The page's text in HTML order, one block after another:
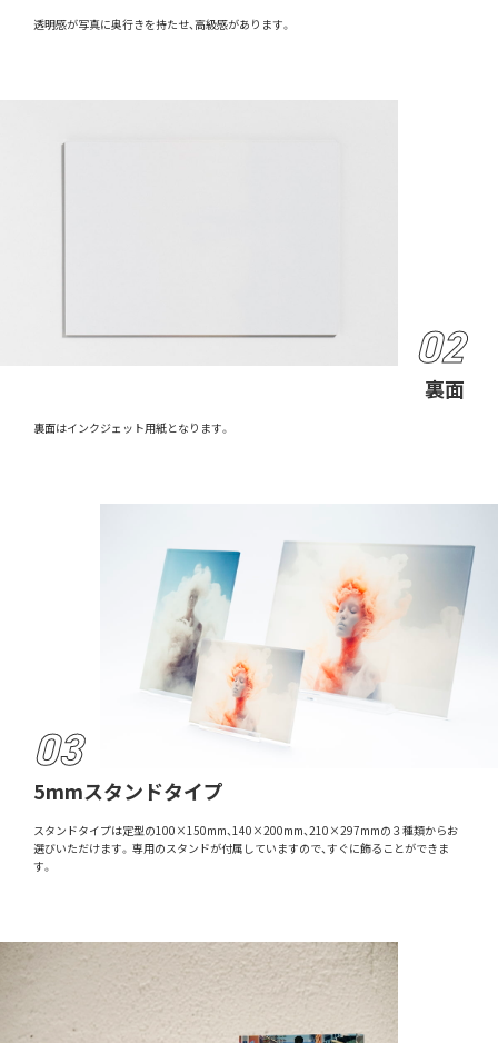
透明感が写真に奥行きを持たせ、高級感があります。
裏面
裏面はインクジェット用紙となります。
5mmスタンドタイプ
スタンドタイプは定型の100×150mm、140×200mm、210×297mmの３種類からお
選びいただけます。 専用のスタンドが付属していますので、すぐに飾ることができま
す。